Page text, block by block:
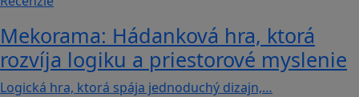
Mekorama: Hádanková hra, ktorá
rozvíja logiku a priestorové myslenie
Logická hra, ktorá spája jednoduchý dizajn,…